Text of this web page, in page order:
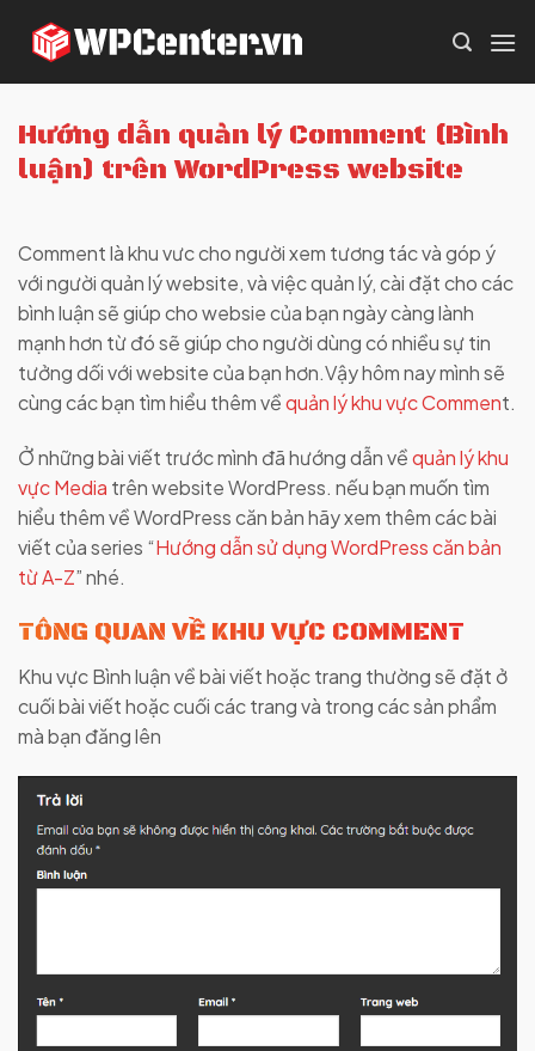
Hướng dẫn quản lý Comment (Bình
luận) trên WordPress website
Comment là khu vưc cho người xem tương tác và góp ý
với người quản lý website, và việc quản lý, cài đặt cho các
bình luận sẽ giúp cho websie của bạn ngày càng lành
mạnh hơn từ đó sẽ giúp cho người dùng có nhiều sự tin
tưởng dối với website của bạn hơn.Vậy hôm nay mình sẽ
cùng các bạn tìm hiểu thêm vềquản lý khu vực Comment.
Ở những bài viết trước mình đã hướng dẫn vềquản lý khu
vực Media trên website WordPress. nếu bạn muốn tìm
hiểu thêm về WordPress căn bản hãy xem thêm các bài
viết của series “Hướng dẫn sử dụng WordPress căn bản
từ A-Z” nhé.
TỔNG QUAN VỀ KHU VỰC COMMENT
Khu vực Bình luận về bài viết hoặc trang thường sẽ đặt ở
cuối bài viết hoặc cuối các trang và trong các sản phẩm
mà bạn đăng lên